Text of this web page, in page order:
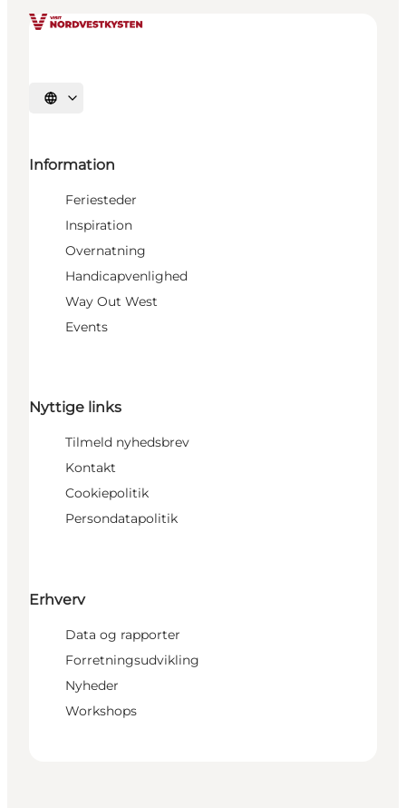
Vælg sprog
Information
Feriesteder
Inspiration
Overnatning
Handicapvenlighed
Way Out West
Events
Nyttige links
Tilmeld nyhedsbrev
Kontakt
Cookiepolitik
Persondatapolitik
Erhverv
Data og rapporter
Forretningsudvikling
Nyheder
Workshops